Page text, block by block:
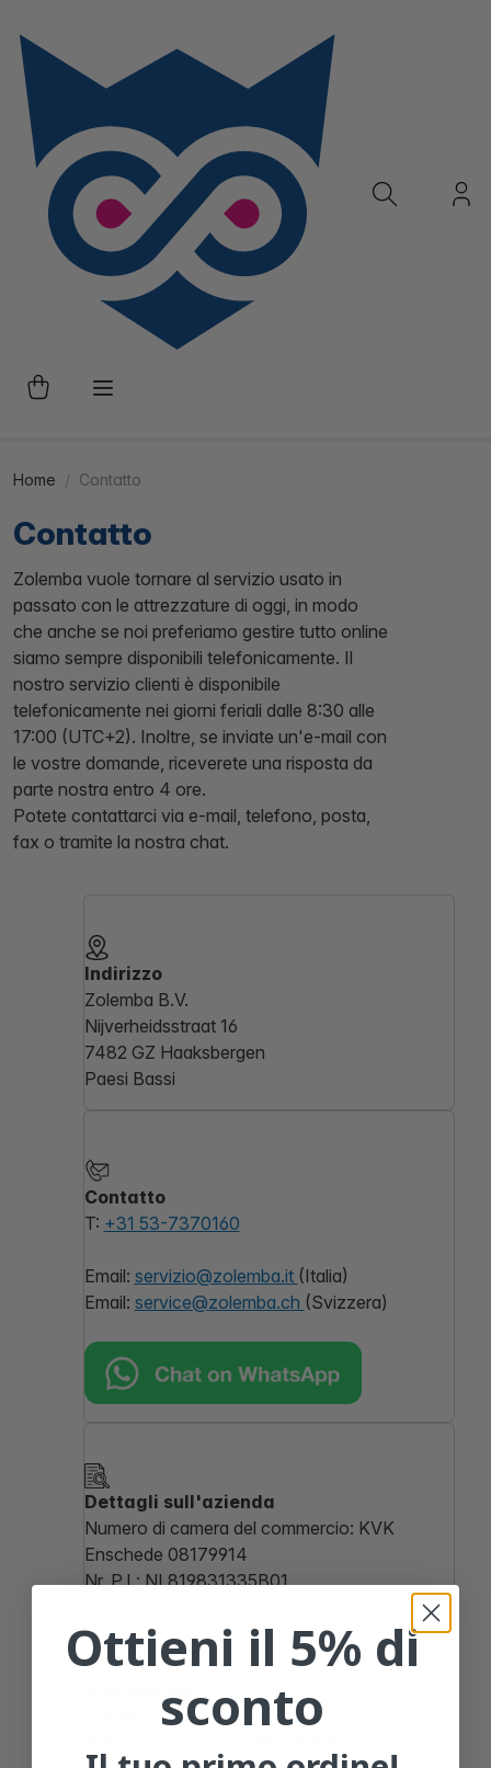
Home Contatto
Contatto
Zolemba vuole tornare al servizio usato in
passato con le attrezzature di oggi, in modo
che anche se noi preferiamo gestire tutto online
siamo sempre disponibili telefonicamente. Il
nostro servizio clienti è disponibile
telefonicamente nei giorni feriali dalle 8:30 alle
17:00 (UTC+2). Inoltre, se inviate un'e-mail con
le vostre domande, riceverete una risposta da
parte nostra entro 4 ore.
Potete contattarci via e-mail, telefono, posta,
fax o tramite la nostra chat.
Indirizzo
Zolemba B.V.
Nijverheidsstraat 16
7482 GZ Haaksbergen
Paesi Bassi
Contatto
T: +31 53-7370160
Email: servizio@zolemba.it (Italia)
Email: service@zolemba.ch (Svizzera)
Dettagli sull'azienda
Numero di camera del commercio: KVK
Enschede 08179914
Nr. P.I.: NL819831335B01
Zolemba B.V.
Ottieni il 5% di
sconto